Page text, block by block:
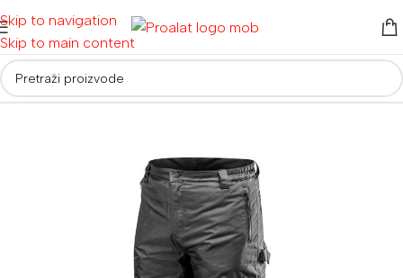
Skip to navigation
Skip to main content
Početna/ Radna odjeća i obuća